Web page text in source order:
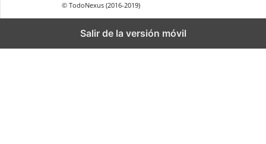
© TodoNexus (2016-2019)
Salir de la versión móvil